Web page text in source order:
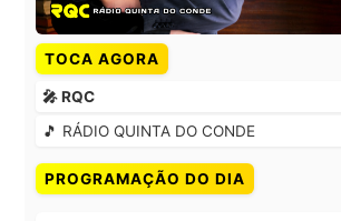
TOCA AGORA
🎤 RQC
🎵 RÁDIO QUINTA DO CONDE
PROGRAMAÇÃO DO DIA